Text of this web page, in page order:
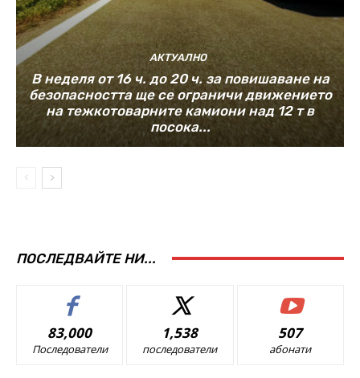
АКТУАЛНО
В неделя от 16 ч. до 20 ч. за повишаване на
безопасността ще се ограничи движението
на тежкотоварните камиони над 12 т в
посока...
ПОСЛЕДВАЙТЕ НИ...
83,000
Последователи
1,538
последователи
507
абонати